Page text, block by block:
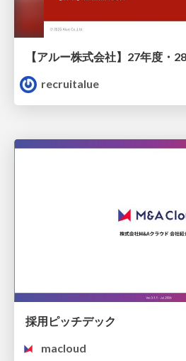
recruitalue
採用ピッチデック
macloud